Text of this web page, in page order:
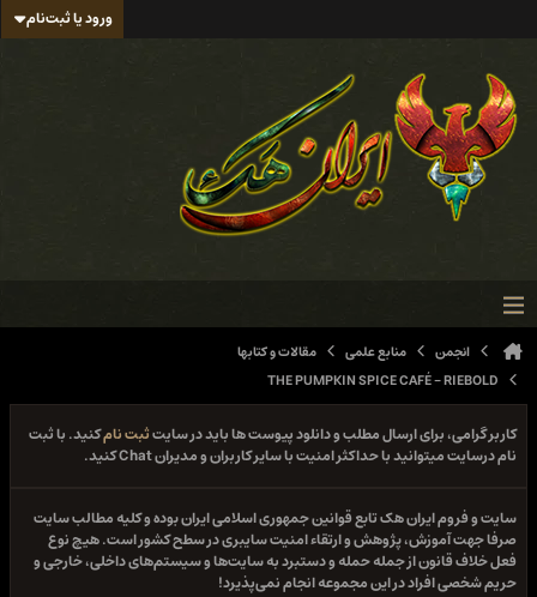
ورود یا ثبت‌نام
انجمن منابع علمی
مقالات و کتابها
THE PUMPKIN SPICE CAFÉ - RIEBOLD
کاربر گرامی، برای ارسال مطلب و دانلود پیوست ها باید در سایتثبت نامکنید. با ثبت
نام درسایت میتوانید با حداکثر امنیت با سایر کاربران و مدیران Chat کنید.
سایت و فروم ایران هک تابع قوانین جمهوری اسلامی ایران بوده و کلیه مطالب سایت
صرفا جهت آموزش، پژوهش و ارتقاء امنیت سایبری در سطح کشور است. هیچ نوع
فعل خلاف قانون از جمله حمله و دستبرد به سایت‌ها و سیستم‌های داخلی، خارجی و
حریم شخصی افراد در این مجموعه انجام نمی‌پذیرد!